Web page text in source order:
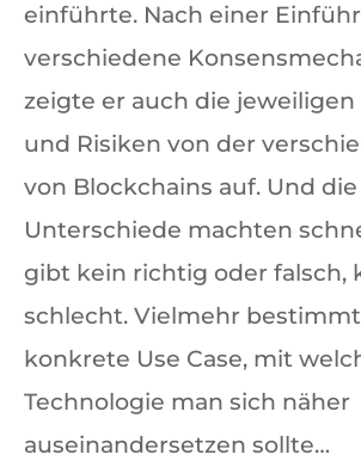
einführte. Nach einer
verschiedene
zeigte er auch die jeweiligen
und Risiken von der
von Blockchains auf. Und die
Unterschiede machten
gibt kein richtig oder falsch,
schlecht. Vielmehr
konkrete Use Case, mit
Technologie man sich näher
auseinandersetzen sollte…